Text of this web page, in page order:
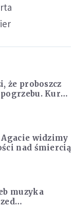
że proboszcz
Kuria
Agacie widzimy
nad śmiercią
muzyka